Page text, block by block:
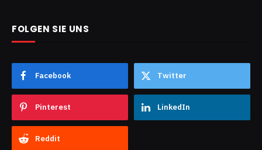
FOLGEN SIE UNS
Facebook Twitter
Pinterest LinkedIn
Reddit